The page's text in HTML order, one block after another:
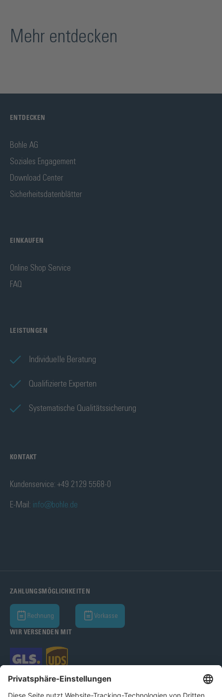
Mehr entdecken
ENTDECKEN
Bohle AG
Soziales Engagement
Download Center
Sicherheitsdatenblätter
EINKAUFEN
Online Shop Service
FAQ
LEISTUNGEN
Individuelle Beratung
Qualifizierte Experten
Systematische Qualitätssicherung
KONTAKT
Kundenservice: +49 2129 5568-0
E-Mail: info@bohle.de
ZAHLUNGSMÖGLICHKEITEN
Rechnung Vorkasse
WIR VERSENDEN MIT